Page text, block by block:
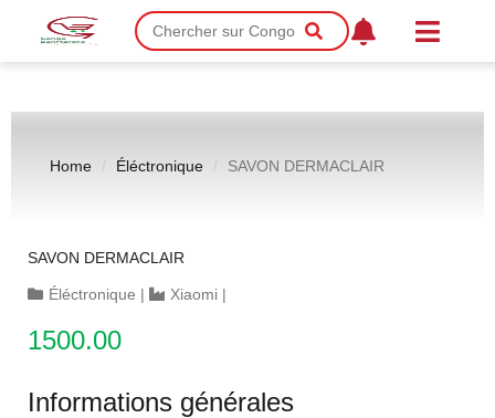
Home Éléctronique SAVON DERMACLAIR
SAVON DERMACLAIR
Éléctronique | Xiaomi |
1500.00
Informations générales